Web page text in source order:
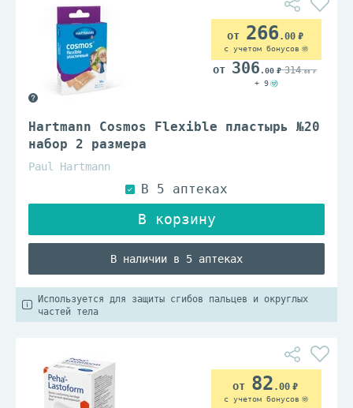
Hartmann Cosmos Flexible пластырь №20
набор 2 размера
Paul Hartmann
В наличии в 5 аптеках
266.00
с учетом бонусов
306 .00 314.00
+ 9
Используется для защиты сгибов пальцев и округлых
частей тела
82 .00
с учетом бонусов